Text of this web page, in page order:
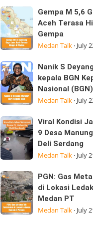
Kepedulian
Sumatera
Utara
Laksanakan
Visitasi
Strategis
di
Gempa
M
5,6
Guncang
Gayo
Lues
Aceh
Terasa
Hingga
di
Medan
Gempa
Gempa M 5,6
Aceh Terasa
Gempa
Medan Talk· July
Nanik
S
Deyang
Mundur
dari
kepala
BGN
Kepala
Badan
Gizi
Nasional
(BGN) Nanik
Nanik S
kepala BGN
Nasional
Medan Talk· July
Viral
Kondisi
Jalan
Veteran,
Pasar
9
Desa
Manunggal,
Kec.
Viral Kondisi
9 Desa
Deli Serdang
Medan Talk· July
PGN:
Gas
Metana
Tak
PGN: Gas
di Lokasi
Medan PT
Medan Talk· July